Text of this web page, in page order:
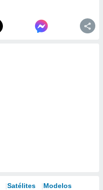
Satélites Modelos